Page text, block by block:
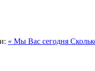
« Мы Вас сегодня